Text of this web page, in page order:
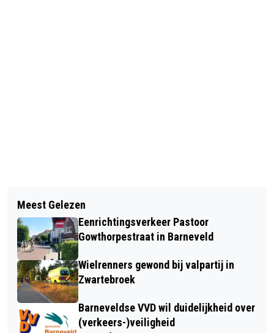
“OP WEG NAAR KERST” MET THE NEW
CREATION
10 DECEMBER 2023 VERANDERT DE
DIENSTREGELING VAN TREIN EN BUS
Meest Gelezen
Eenrichtingsverkeer Pastoor
Gowthorpestraat in Barneveld
Wielrenners gewond bij valpartij in
Zwartebroek
Barneveldse VVD wil duidelijkheid over
(verkeers-)veiligheid